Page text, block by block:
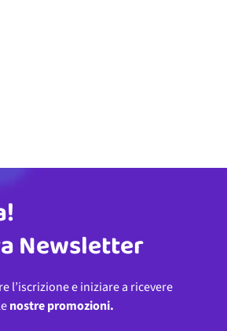
Newsletter